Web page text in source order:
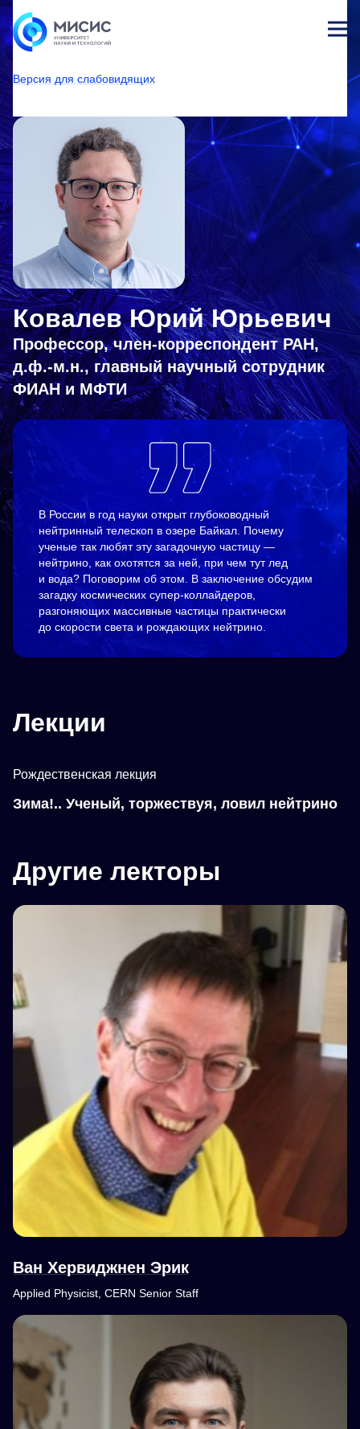
Версия для слабовидящих
т
Ковалев Юрий Юрьевич
Профессор, член-корреспондент РАН,
д.ф.-м.н., главный научный сотрудник
ФИАН и МФТИ
В России в год науки открыт глубоководный
нейтринный телескоп в озере Байкал. Почему
ученые так любят эту загадочную частицу —
нейтрино, как охотятся за ней, при чем тут лед
и вода? Поговорим об этом. В заключение обсудим
загадку космических супер-коллайдеров,
разгоняющих массивные частицы практически
до скорости света и рождающих нейтрино.
Лекции
Рождественская лекция
Зима!.. Ученый, торжествуя, ловил нейтрино
Другие лекторы
Ван Хервиджнен Эрик
Applied Physicist, CERN Senior Staff